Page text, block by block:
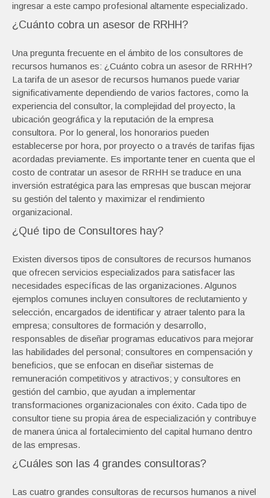
ingresar a este campo profesional altamente especializado.
¿Cuánto cobra un asesor de RRHH?
Una pregunta frecuente en el ámbito de los consultores de
recursos humanos es: ¿Cuánto cobra un asesor de RRHH?
La tarifa de un asesor de recursos humanos puede variar
significativamente dependiendo de varios factores, como la
experiencia del consultor, la complejidad del proyecto, la
ubicación geográfica y la reputación de la empresa
consultora. Por lo general, los honorarios pueden
establecerse por hora, por proyecto o a través de tarifas fijas
acordadas previamente. Es importante tener en cuenta que el
costo de contratar un asesor de RRHH se traduce en una
inversión estratégica para las empresas que buscan mejorar
su gestión del talento y maximizar el rendimiento
organizacional.
¿Qué tipo de Consultores hay?
Existen diversos tipos de consultores de recursos humanos
que ofrecen servicios especializados para satisfacer las
necesidades específicas de las organizaciones. Algunos
ejemplos comunes incluyen consultores de reclutamiento y
selección, encargados de identificar y atraer talento para la
empresa; consultores de formación y desarrollo,
responsables de diseñar programas educativos para mejorar
las habilidades del personal; consultores en compensación y
beneficios, que se enfocan en diseñar sistemas de
remuneración competitivos y atractivos; y consultores en
gestión del cambio, que ayudan a implementar
transformaciones organizacionales con éxito. Cada tipo de
consultor tiene su propia área de especialización y contribuye
de manera única al fortalecimiento del capital humano dentro
de las empresas.
¿Cuáles son las 4 grandes consultoras?
Las cuatro grandes consultoras de recursos humanos a nivel